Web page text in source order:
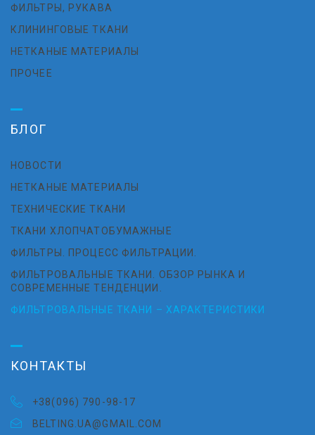
ФИЛЬТРЫ, РУКАВА
КЛИНИНГОВЫЕ ТКАНИ
НЕТКАНЫЕ МАТЕРИАЛЫ
ПРОЧЕЕ
БЛОГ
НОВОСТИ
НЕТКАНЫЕ МАТЕРИАЛЫ
ТЕХНИЧЕСКИЕ ТКАНИ
ТКАНИ ХЛОПЧАТОБУМАЖНЫЕ
ФИЛЬТРЫ. ПРОЦЕСС ФИЛЬТРАЦИИ.
ФИЛЬТРОВАЛЬНЫЕ ТКАНИ. ОБЗОР РЫНКА И
СОВРЕМЕННЫЕ ТЕНДЕНЦИИ.
ФИЛЬТРОВАЛЬНЫЕ ТКАНИ – ХАРАКТЕРИСТИКИ
КОНТАКТЫ
+38(096) 790-98-17
BELTING.UA@GMAIL.COM